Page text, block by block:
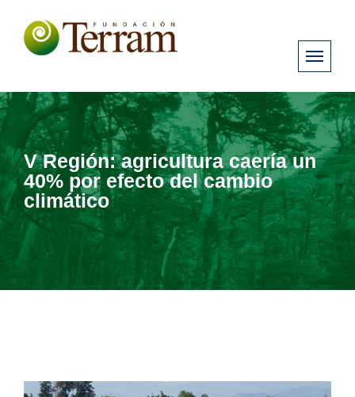
V Región: agricultura caería un
40% por efecto del cambio
climático